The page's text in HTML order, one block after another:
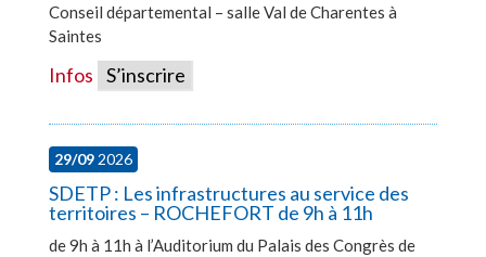
Conseil départemental – salle Val de Charentes à
Saintes
Infos S’inscrire
29/092026
SDETP : Les infrastructures au service des
territoires – ROCHEFORT de 9h à 11h
de 9h à 11h à l’Auditorium du Palais des Congrès de